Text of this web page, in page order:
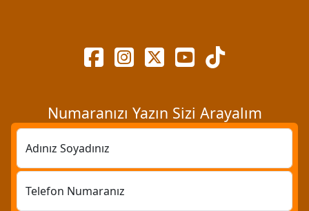
Numaranızı Yazın Sizi Arayalım
Adınız Soyadınız
Telefon Numaranız